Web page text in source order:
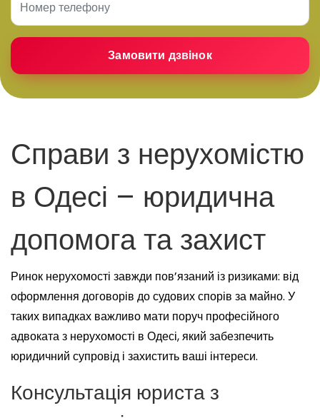
Справи з нерухомістю
в Одесі – юридична
допомога та захист
Ринок нерухомості завжди пов’язаний із ризиками: від
оформлення договорів до судових спорів за майно. У
таких випадках важливо мати поруч професійного
адвоката з нерухомості в Одесі, який забезпечить
юридичний супровід і захистить ваші інтереси.
Консультація юриста з